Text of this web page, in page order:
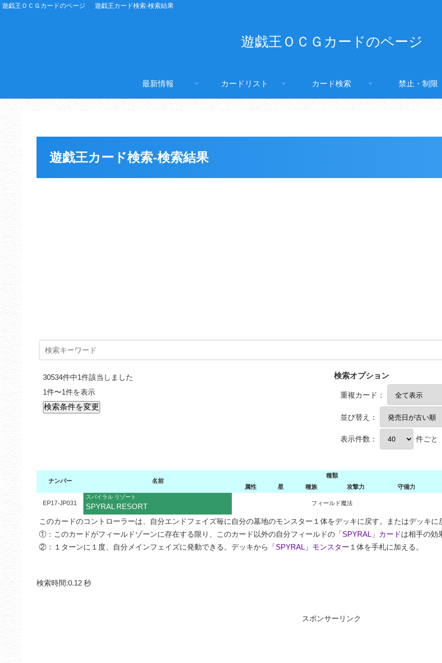
遊戯王ＯＣＧカードのページ 遊戯王カード検索-検索結果
遊戯王ＯＣＧカードのページ
最新情報 カードリスト カード検索 禁止・制限
遊戯王カード検索-検索結果
30534件中1件該当しました
1件〜1件を表示
検索オプション
重複カード：
並び替え：
表示件数： 件ごと
ナンバー 名前
種類
属性
星 種族 攻撃力 守備力
EP17-JP031
スパイラル リゾート
SPYRAL RESORT フィールド魔法
このカードのコントローラーは、自分エンドフェイズ毎に自分の墓地のモンスター１体をデッキに戻す。またはデッキ
①：このカードがフィールドゾーンに存在する限り、このカード以外の自分フィールドの 「SPYRAL」カードは相手の効
②：１ターンに１度、自分メインフェイズに発動できる。デッキから
「SPYRAL」モンスター １体を手札に加える。
検索時間:0.12 秒
スポンサーリンク